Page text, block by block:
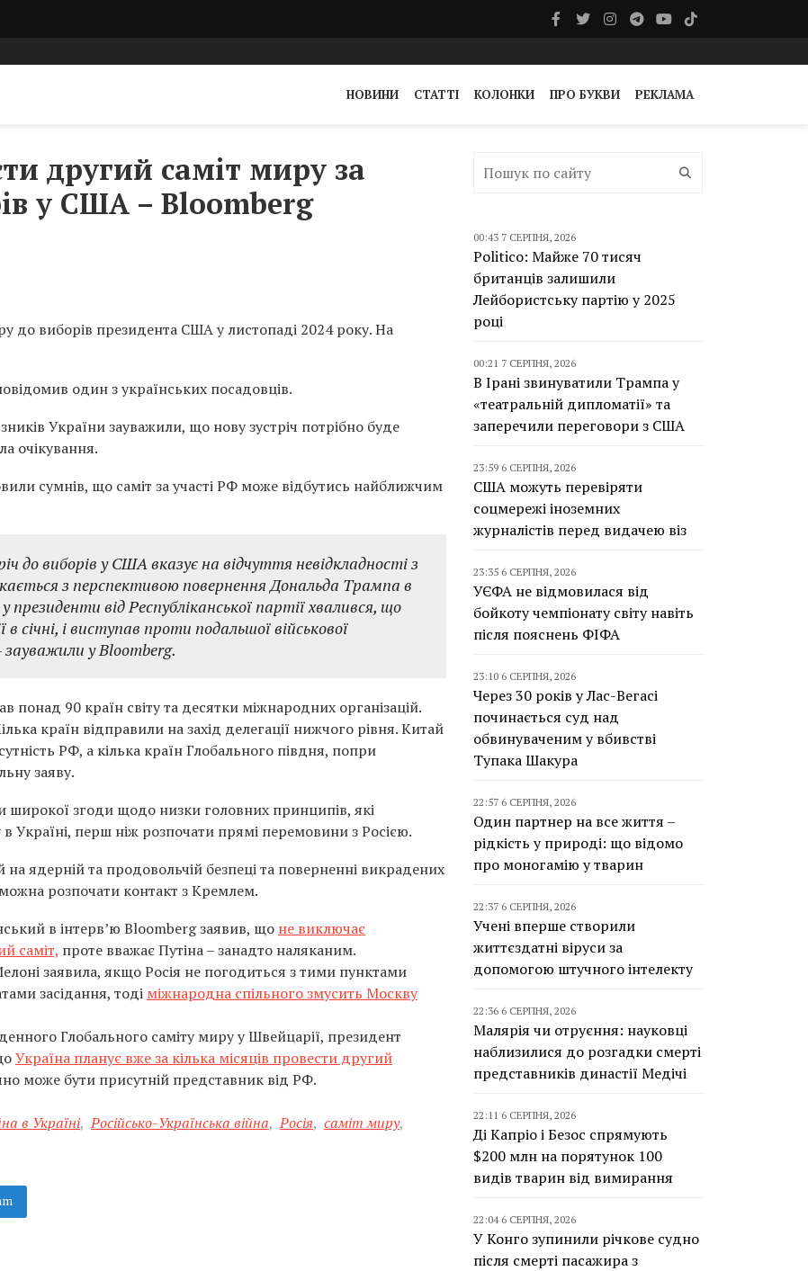
НОВИНИ СТАТТІ КОЛОНКИ ПРО БУКВИ РЕКЛАМА
другий саміт миру за
у США – Bloomberg
до виборів президента США у листопаді 2024 року. На
один з українських посадовців.
України зауважили, що нову зустріч потрібно буде
очікування.
сумнів, що саміт за участі РФ може відбутись найближчим
до виборів у США вказує на відчуття невідкладності з
з перспективою повернення Дональда Трампа в
від Республіканської партії хвалився, що
в січні, і виступав проти подальшої військової
у Bloomberg.
понад 90 країн світу та десятки міжнародних організацій.
країн відправили на захід делегації нижчого рівня. Китай
РФ, а кілька країн Глобального півдня, попри
заяву.
згоди щодо низки головних принципів, які
перш ніж розпочати прямі перемовини з Росією.
ядерній та продовольчій безпеці та поверненні викрадених
розпочати контакт з Кремлем.
в інтерв’ю Bloomberg заявив, що не виключає
саміт, проте вважає Путіна – занадто наляканим.
заявила, якщо Росія не погодиться з тими пунктами
засідання, тоді міжнародна спільного змусить Москву
Глобального саміту миру у Швейцарії, президент
Україна планує вже за кілька місяців провести другий
може бути присутній представник від РФ.
в Україні, Російсько-Українська війна, Росія, саміт миру,
00:43 7 СЕРПНЯ, 2026
Politico: Майже 70 тисяч
британців залишили
Лейбористську партію у 2025
році
00:21 7 СЕРПНЯ, 2026
В Ірані звинуватили Трампа у
«театральній дипломатії» та
заперечили переговори з США
23:59 6 СЕРПНЯ, 2026
США можуть перевіряти
соцмережі іноземних
журналістів перед видачею віз
23:35 6 СЕРПНЯ, 2026
УЄФА не відмовилася від
бойкоту чемпіонату світу навіть
після пояснень ФІФА
23:10 6 СЕРПНЯ, 2026
Через 30 років у Лас-Вегасі
починається суд над
обвинуваченим у вбивстві
Тупака Шакура
22:57 6 СЕРПНЯ, 2026
Один партнер на все життя –
рідкість у природі: що відомо
про моногамію у тварин
22:37 6 СЕРПНЯ, 2026
Учені вперше створили
життєздатні віруси за
допомогою штучного інтелекту
22:36 6 СЕРПНЯ, 2026
Малярія чи отруєння: науковці
наблизилися до розгадки смерті
представників династії Медічі
22:11 6 СЕРПНЯ, 2026
Ді Капріо і Безос спрямують
$200 млн на порятунок 100
видів тварин від вимирання
22:04 6 СЕРПНЯ, 2026
У Конго зупинили річкове судно
після смерті пасажира з